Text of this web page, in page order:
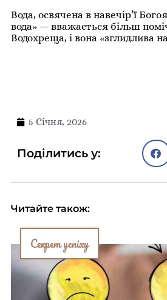
Вода, освячена в навечір’ї
вода» — вважається більш
Водохреща, і вона «зглидлива
5 Січня, 2026
Поділитись у:
Читайте також:
Секрет успіху